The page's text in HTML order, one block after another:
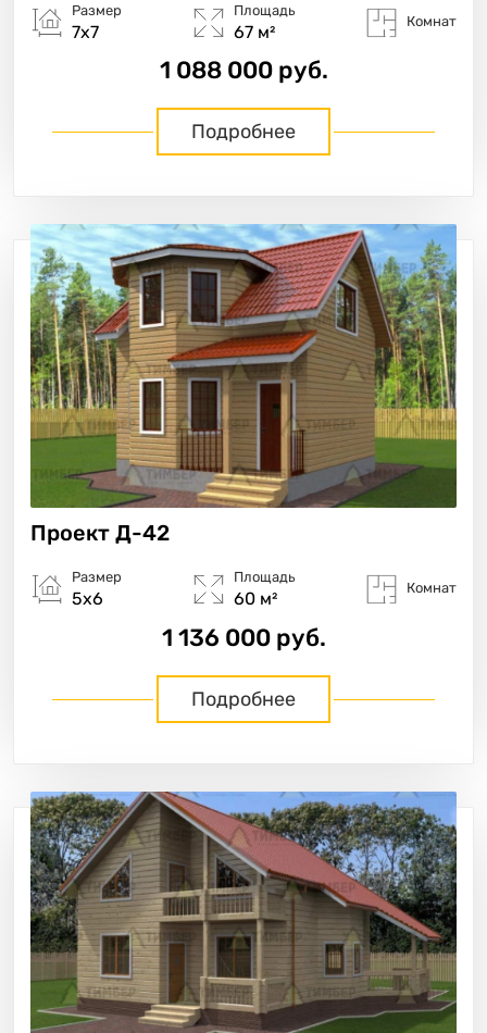
Размер
7х7
Площадь
67 м²
Комнат
1 088 000 руб.
Подробнее
Проект Д-42
Размер
5х6
Площадь
60 м²
Комнат
1 136 000 руб.
Подробнее